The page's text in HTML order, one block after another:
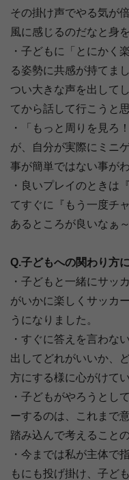
その掛け声でやる気が
風に感じるのだなと身
・子どもに「とにかく
る姿勢に共感が持てまし
つい大きな声を出して
てから話して行こうと思
・「もっと周りを見ろ
が、自分が実際にミニ
事が簡単ではない事が
・良いプレイのときは
てすぐに『もう一度チ
あるところが良いなぁ
Q.子どもへの関わり方
・子どもと一緒にサッ
がいかに楽しくサッカ
うになりました。
・すぐに答えを言わな
出してどれがいいか、
方にする様に心がけてい
・子どもがやろうとし
ーするのは、これまで
踏み込んで考えること
・今までは私が主体で
もにも投げ掛け、子ど